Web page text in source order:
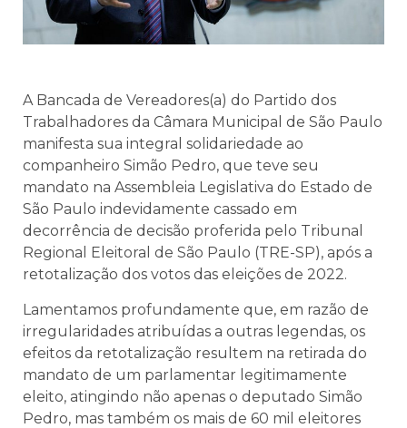
A Bancada de Vereadores(a) do Partido dos
Trabalhadores da Câmara Municipal de São Paulo
manifesta sua integral solidariedade ao
companheiro Simão Pedro, que teve seu
mandato na Assembleia Legislativa do Estado de
São Paulo indevidamente cassado em
decorrência de decisão proferida pelo Tribunal
Regional Eleitoral de São Paulo (TRE-SP), após a
retotalização dos votos das eleições de 2022.
Lamentamos profundamente que, em razão de
irregularidades atribuídas a outras legendas, os
efeitos da retotalização resultem na retirada do
mandato de um parlamentar legitimamente
eleito, atingindo não apenas o deputado Simão
Pedro, mas também os mais de 60 mil eleitores